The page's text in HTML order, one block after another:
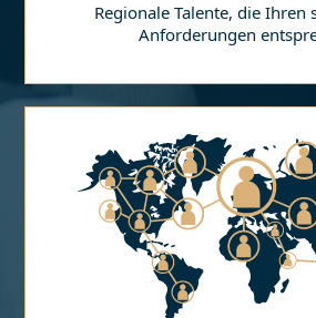
Regionale Talente, die Ihren
Anforderungen